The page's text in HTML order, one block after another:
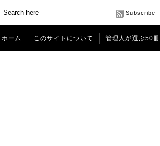
Subscribe
ホーム このサイトについて 管理人が選ぶ50冊